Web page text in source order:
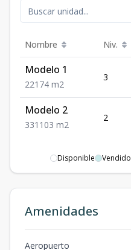
Nombre Niv.
Modelo 1
221 74 m2
3
Modelo 2
331 103 m2
2
Disponible Vendido
Amenidades
Aeropuerto